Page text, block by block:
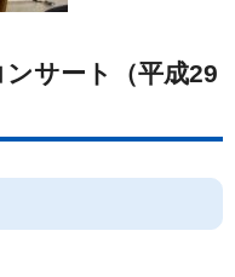
サート（平成29